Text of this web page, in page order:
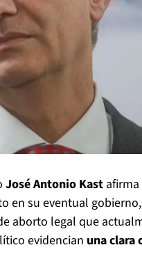
José Antonio Kast
en su eventual
aborto legal que
evidencian una clara